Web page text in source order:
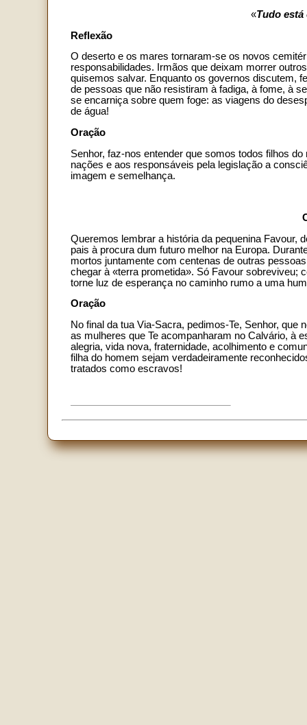
«Tudo está
Reflexão
O deserto e os mares tornaram-se os novos
responsabilidades. Irmãos que deixam morrer
quisemos salvar. Enquanto os governos discutem,
de pessoas que não resistiram à fadiga, à fome, à
se encarniça sobre quem foge: as viagens do
de água!
Oração
Senhor, faz-nos entender que somos todos filhos
nações e aos responsáveis pela legislação a
imagem e semelhança.
Queremos lembrar a história da pequenina Favour,
pais à procura dum futuro melhor na Europa.
mortos juntamente com centenas de outras
chegar à «terra prometida». Só Favour sobreviveu;
torne luz de esperança no caminho rumo a uma
Oração
No final da tua Via-Sacra, pedimos-Te, Senhor,
as mulheres que Te acompanharam no Calvário, à
alegria, vida nova, fraternidade, acolhimento e
filha do homem sejam verdadeiramente
tratados como escravos!